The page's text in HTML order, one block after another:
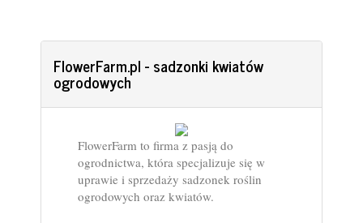
FlowerFarm.pl - sadzonki kwiatów
ogrodowych
FlowerFarm to firma z pasją do
ogrodnictwa, która specjalizuje się w
uprawie i sprzedaży sadzonek roślin
ogrodowych oraz kwiatów.